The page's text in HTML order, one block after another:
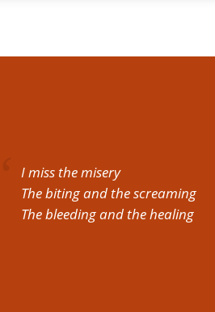
I miss the misery
The biting and the screaming
The bleeding and the healing